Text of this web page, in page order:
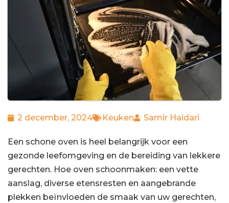
2 december, 2024 Keuken Samir Haidari
Een schone oven is heel belangrijk voor een
gezonde leefomgeving en de bereiding van lekkere
gerechten. Hoe oven schoonmaken: een vette
aanslag, diverse etensresten en aangebrande
plekken beïnvloeden de smaak van uw gerechten,